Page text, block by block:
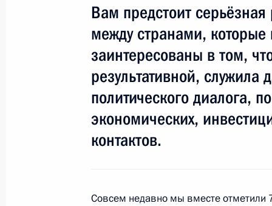
Встреча с военнослужащими
26 июля 2026 года
Президента
России
Видео и фото
ресурсы
Конституция
Вам предстоит
между странами,
заинтересованы в том,
результативной,
политического диалога,
экономических,
контактов.
Совсем недавно мы вместе